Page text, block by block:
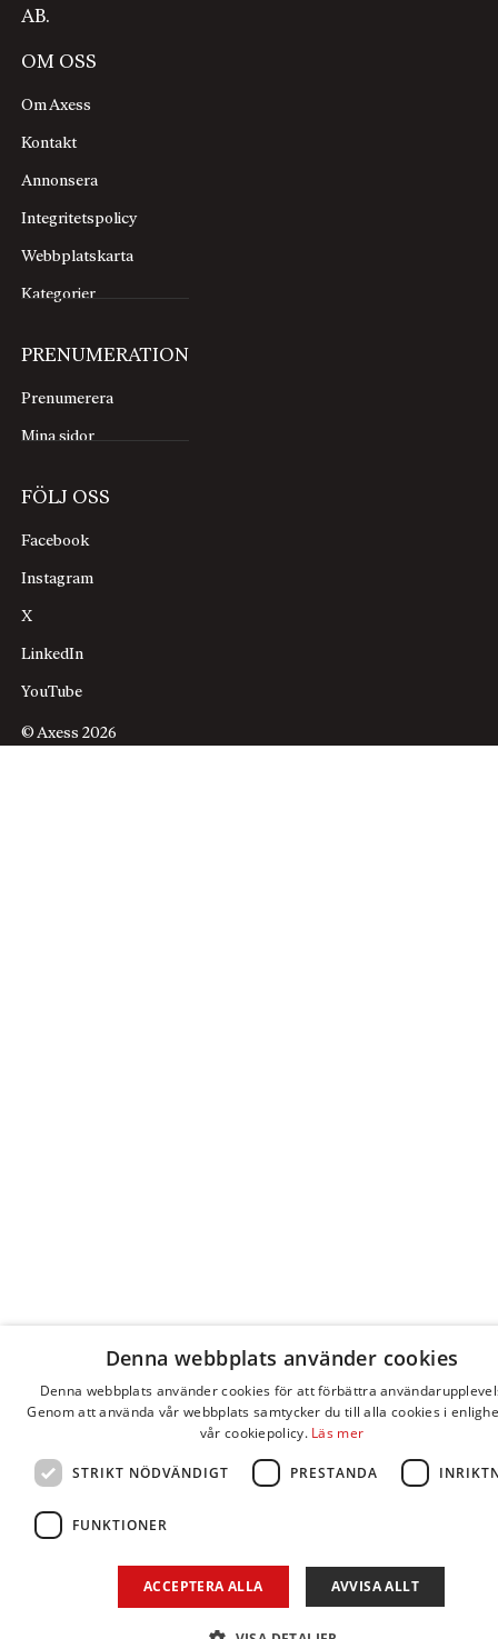
AB.
OM OSS
Om Axess
Kontakt
Annonsera
Integritetspolicy
Webbplatskarta
Kategorier
PRENUMERATION
Prenumerera
Mina sidor
FÖLJ OSS
Facebook
Instagram
X
LinkedIn
YouTube
© Axess 2026
Denna webbplats använder cookies
Denna webbplats använder cookies för att förbättra
Genom att använda vår webbplats samtycker du till alla cookies i
vår cookiepolicy. Läs mer
STRIKT NÖDVÄNDIGT PRESTANDA
FUNKTIONER
ACCEPTERA ALLA AVVISA ALLT